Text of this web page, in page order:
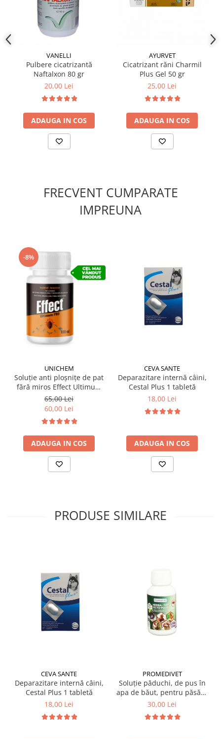
clătește abundent. Frecvența utilizării este stabilită de
medicul veterinar, în funcție de specie și evoluția
clinică.
Compoziție:
mg, nitrat de miconazol 20 mg.
Excipienți: metilcloroizotiazolinonă, metilizotiazolinonă,
benzoat de sodiu.
Produs lichid, culoare galben-deschis spre maro-
deschis.
VANELLI
Pulbere cicatrizantă
Naftalxon 80 gr
20,00 Lei
ADAUGA IN COS
AYURVET
Cicatrizant răni Charmil
Plus Gel 50 gr
25,00 Lei
ADAUGA IN COS
FRECVENT CUMPARATE
IMPREUNA
-8%
UNICHEM
Soluție anti ploșnițe de pat
fără miros Effect Ultimum
PRO 100 ml
65,00 Lei
60,00 Lei
ADAUGA IN COS
CEVA SANTE
Deparazitare internă câini,
Cestal Plus 1 tabletă
18,00 Lei
ADAUGA IN COS
PRODUSE SIMILARE
CEVA SANTE
Deparazitare internă câini,
Cestal Plus 1 tabletă
18,00 Lei
PROMEDIVET
Soluție păduchi, de pus în
apa de băut, pentru păsări,
Herba Top Ecto Plus 100 ml
30,00 Lei